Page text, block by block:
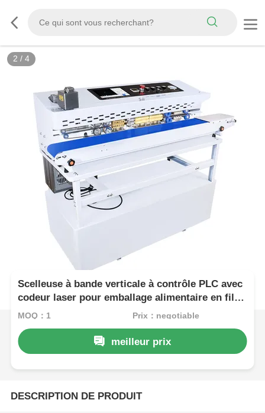
2 / 4
Scelleuse à bande verticale à contrôle PLC avec
codeur laser pour emballage alimentaire en film
plastique, 0-12 m/min
MOQ：1 Prix：negotiable
meilleur prix
DESCRIPTION DE PRODUIT